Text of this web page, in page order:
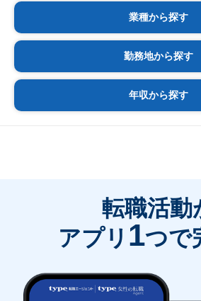
業種から探す
勤務地から探す
年収から探す
転職活動
アプリ 1つで